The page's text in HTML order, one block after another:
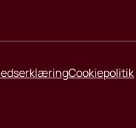
Cookiepolitik